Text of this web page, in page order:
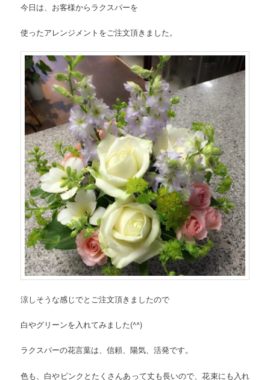
今日は、お客様からラクスパーを
使ったアレンジメントをご注文頂きました。
涼しそうな感じでとご注文頂きましたので
白やグリーンを入れてみました(^^)
ラクスパーの花言葉は、信頼、陽気、活発です。
色も、白やピンクとたくさんあって丈も長いので、花束にも入れ